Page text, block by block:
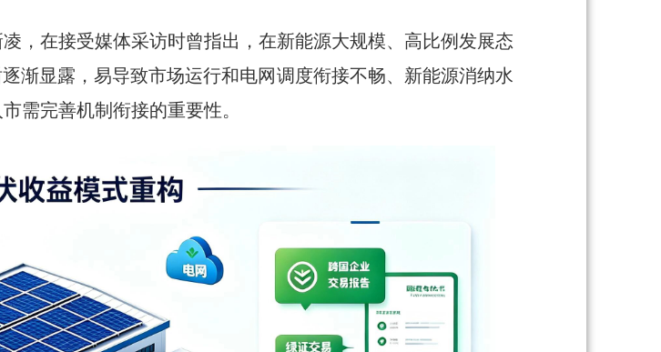
，在接受媒体采访时曾指出，在新能源大规模、高比例发展态
渐显露，易导致市场运行和电网调度衔接不畅、新能源消纳水
需完善机制衔接的重要性。